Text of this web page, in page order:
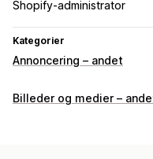
Shopify-administrator
Kategorier
Annoncering – andet
Billeder og medier –